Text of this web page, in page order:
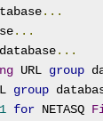
...
...
...
URL group
group
1 for NETASQ